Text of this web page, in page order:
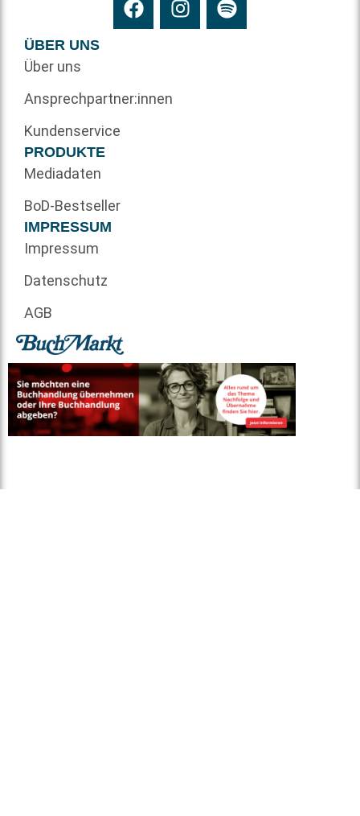
ÜBER UNS
Über uns
Ansprechpartner:innen
Kundenservice
PRODUKTE
Mediadaten
BoD-Bestseller
IMPRESSUM
Impressum
Datenschutz
AGB